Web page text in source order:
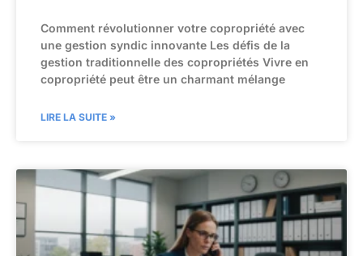
Comment révolutionner votre copropriété avec
une gestion syndic innovante Les défis de la
gestion traditionnelle des copropriétés Vivre en
copropriété peut être un charmant mélange
LIRE LA SUITE »